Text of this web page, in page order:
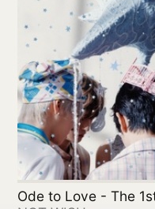
産声
Mr.Children
Amazonで探す